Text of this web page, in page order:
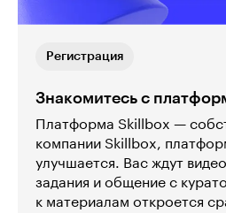
Регистрация
Знакомитесь с
Платформа Skillbox —
компании Skillbox,
улучшается. Вас ждут
задания и общение с
к материалам откроется